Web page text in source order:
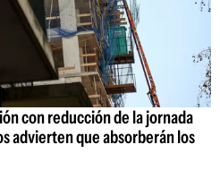
con reducción de la jornada
advierten que absorberán los